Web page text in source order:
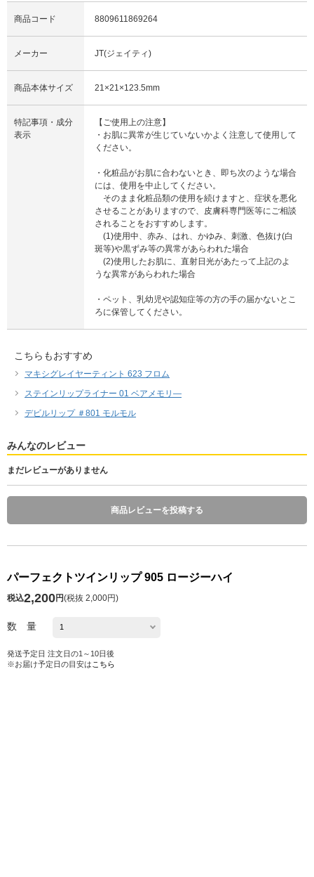
商品コード 8809611869264
メーカー JT(ジェイティ)
商品本体サイズ 21×21×123.5mm
特記事項・成分
表示
【ご使用上の注意】
・お肌に異常が生じていないかよく注意して使用して
ください。
・化粧品がお肌に合わないとき、即ち次のような場合
には、使用を中止してください。
そのまま化粧品類の使用を続けますと、症状を悪化
させることがありますので、皮膚科専門医等にご相談
されることをおすすめします。
(1)使用中、赤み、はれ、かゆみ、刺激、色抜け(白
斑等)や黒ずみ等の異常があらわれた場合
(2)使用したお肌に、直射日光があたって上記のよ
うな異常があらわれた場合
・ペット、乳幼児や認知症等の方の手の届かないとこ
ろに保管してください。
こちらもおすすめ
マキシグレイヤーティント 623 フロム
ステインリップライナー 01 ベアメモリ―
デビルリップ ＃801 モルモル
みんなのレビュー
まだレビューがありません
商品レビューを投稿する
パーフェクトツインリップ 905 ロージーハイ
税込2,200円(税抜 2,000円)
数 量
発送予定日 注文日の1～10日後
※お届け予定日の目安は こちら